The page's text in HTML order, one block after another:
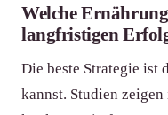
Welche
langfristigen
Die beste Strategie ist
kannst. Studien